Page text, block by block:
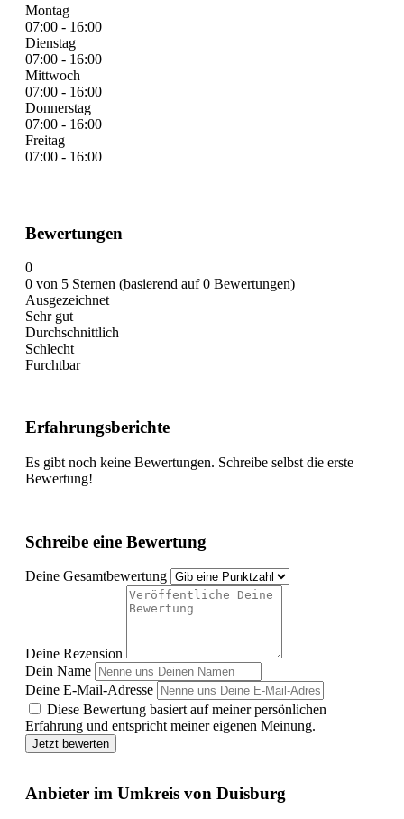
Montag
07:00 - 16:00
Dienstag
07:00 - 16:00
Mittwoch
07:00 - 16:00
Donnerstag
07:00 - 16:00
Freitag
07:00 - 16:00
Bewertungen
0
0 von 5 Sternen (basierend auf 0 Bewertungen)
Ausgezeichnet
Sehr gut
Durchschnittlich
Schlecht
Furchtbar
Erfahrungsberichte
Es gibt noch keine Bewertungen. Schreibe selbst die erste
Bewertung!
Schreibe eine Bewertung
Deine Gesamtbewertung
Deine Rezension
Dein Name
Deine E-Mail-Adresse
Diese Bewertung basiert auf meiner persönlichen
Erfahrung und entspricht meiner eigenen Meinung.
Jetzt bewerten
Anbieter im Umkreis von Duisburg